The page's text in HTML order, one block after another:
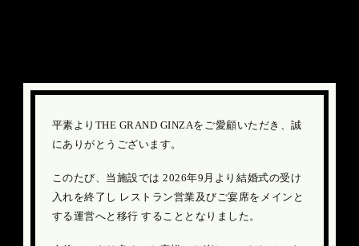
結婚式受け入れ終了のお
平素よりTHE GRAND GINZAをご愛顧いただき、誠
にありがとうございます。
このたび、当施設では 2026年9月より結婚式の受け
入れを終了し レストラン営業及びご宴席をメインと
する運営へと移行 することとなりました。